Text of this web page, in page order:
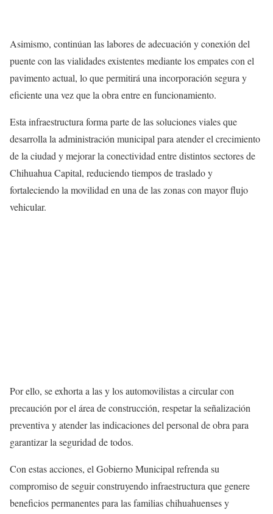
Asimismo, continúan las labores de adecuación y conexión del
puente con las vialidades existentes mediante los empates con el
pavimento actual, lo que permitirá una incorporación segura y
eficiente una vez que la obra entre en funcionamiento.
Esta infraestructura forma parte de las soluciones viales que
desarrolla la administración municipal para atender el crecimiento
de la ciudad y mejorar la conectividad entre distintos sectores de
Chihuahua Capital, reduciendo tiempos de traslado y
fortaleciendo la movilidad en una de las zonas con mayor flujo
vehicular.
Por ello, se exhorta a las y los automovilistas a circular con
precaución por el área de construcción, respetar la señalización
preventiva y atender las indicaciones del personal de obra para
garantizar la seguridad de todos.
Con estas acciones, el Gobierno Municipal refrenda su
compromiso de seguir construyendo infraestructura que genere
beneficios permanentes para las familias chihuahuenses y